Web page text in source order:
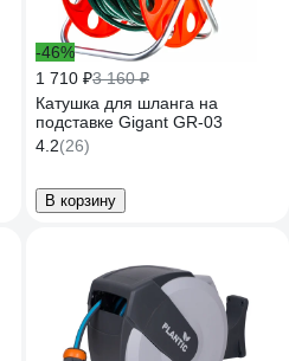
-46%
1 710 ₽3 160 ₽
Катушка для шланга на
подставке Gigant GR-03
4.2(26)
В корзину